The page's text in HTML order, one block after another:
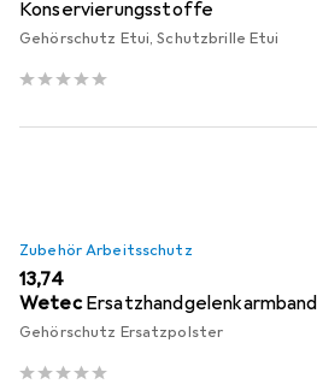
Konservierungsstoffe
Gehörschutz Etui, Schutzbrille Etui
Zubehör Arbeitsschutz
EUR
13,74
Wetec
Gehörschutz Ersatzpolster